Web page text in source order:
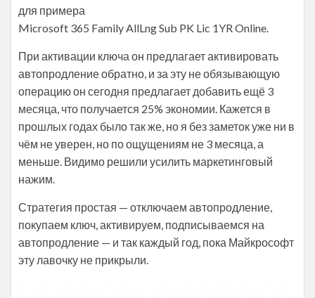
для примера
Microsoft 365 Family AllLng Sub PK Lic 1YR Online.
При активации ключа он предлагает активировать
автопродление обратно, и за эту не обязывающую
операцию он сегодня предлагает добавить ещё 3
месяца, что получается 25% экономии. Кажется в
прошлых годах было так же, но я без заметок уже ни в
чём не уверен, но по ощущениям не 3 месяца, а
меньше. Видимо решили усилить маркетинговый
нажим.
Стратегия простая — отключаем автопродление,
покупаем ключ, активируем, подписываемся на
автопродление — и так каждый год, пока Майкрософт
эту лавочку не прикрыли.